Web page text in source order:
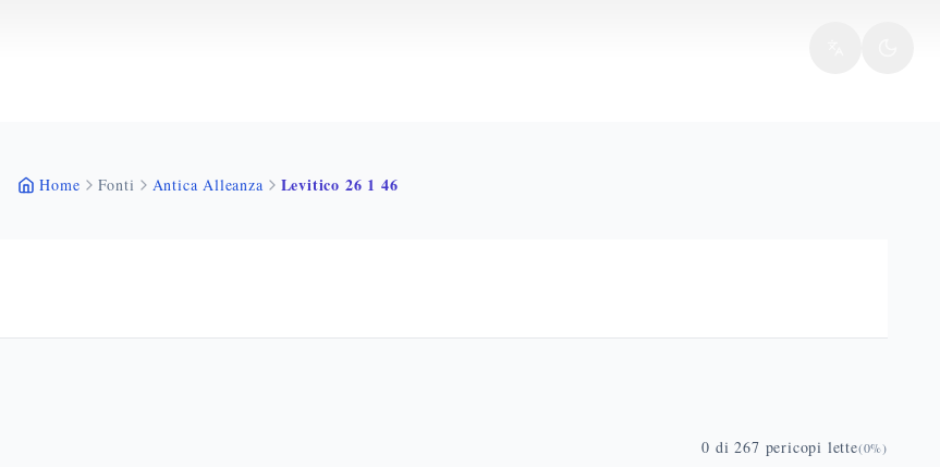
Home Fonti Antica Alleanza Levitico 26 1 46
0 di 267 pericopi lette(0%)